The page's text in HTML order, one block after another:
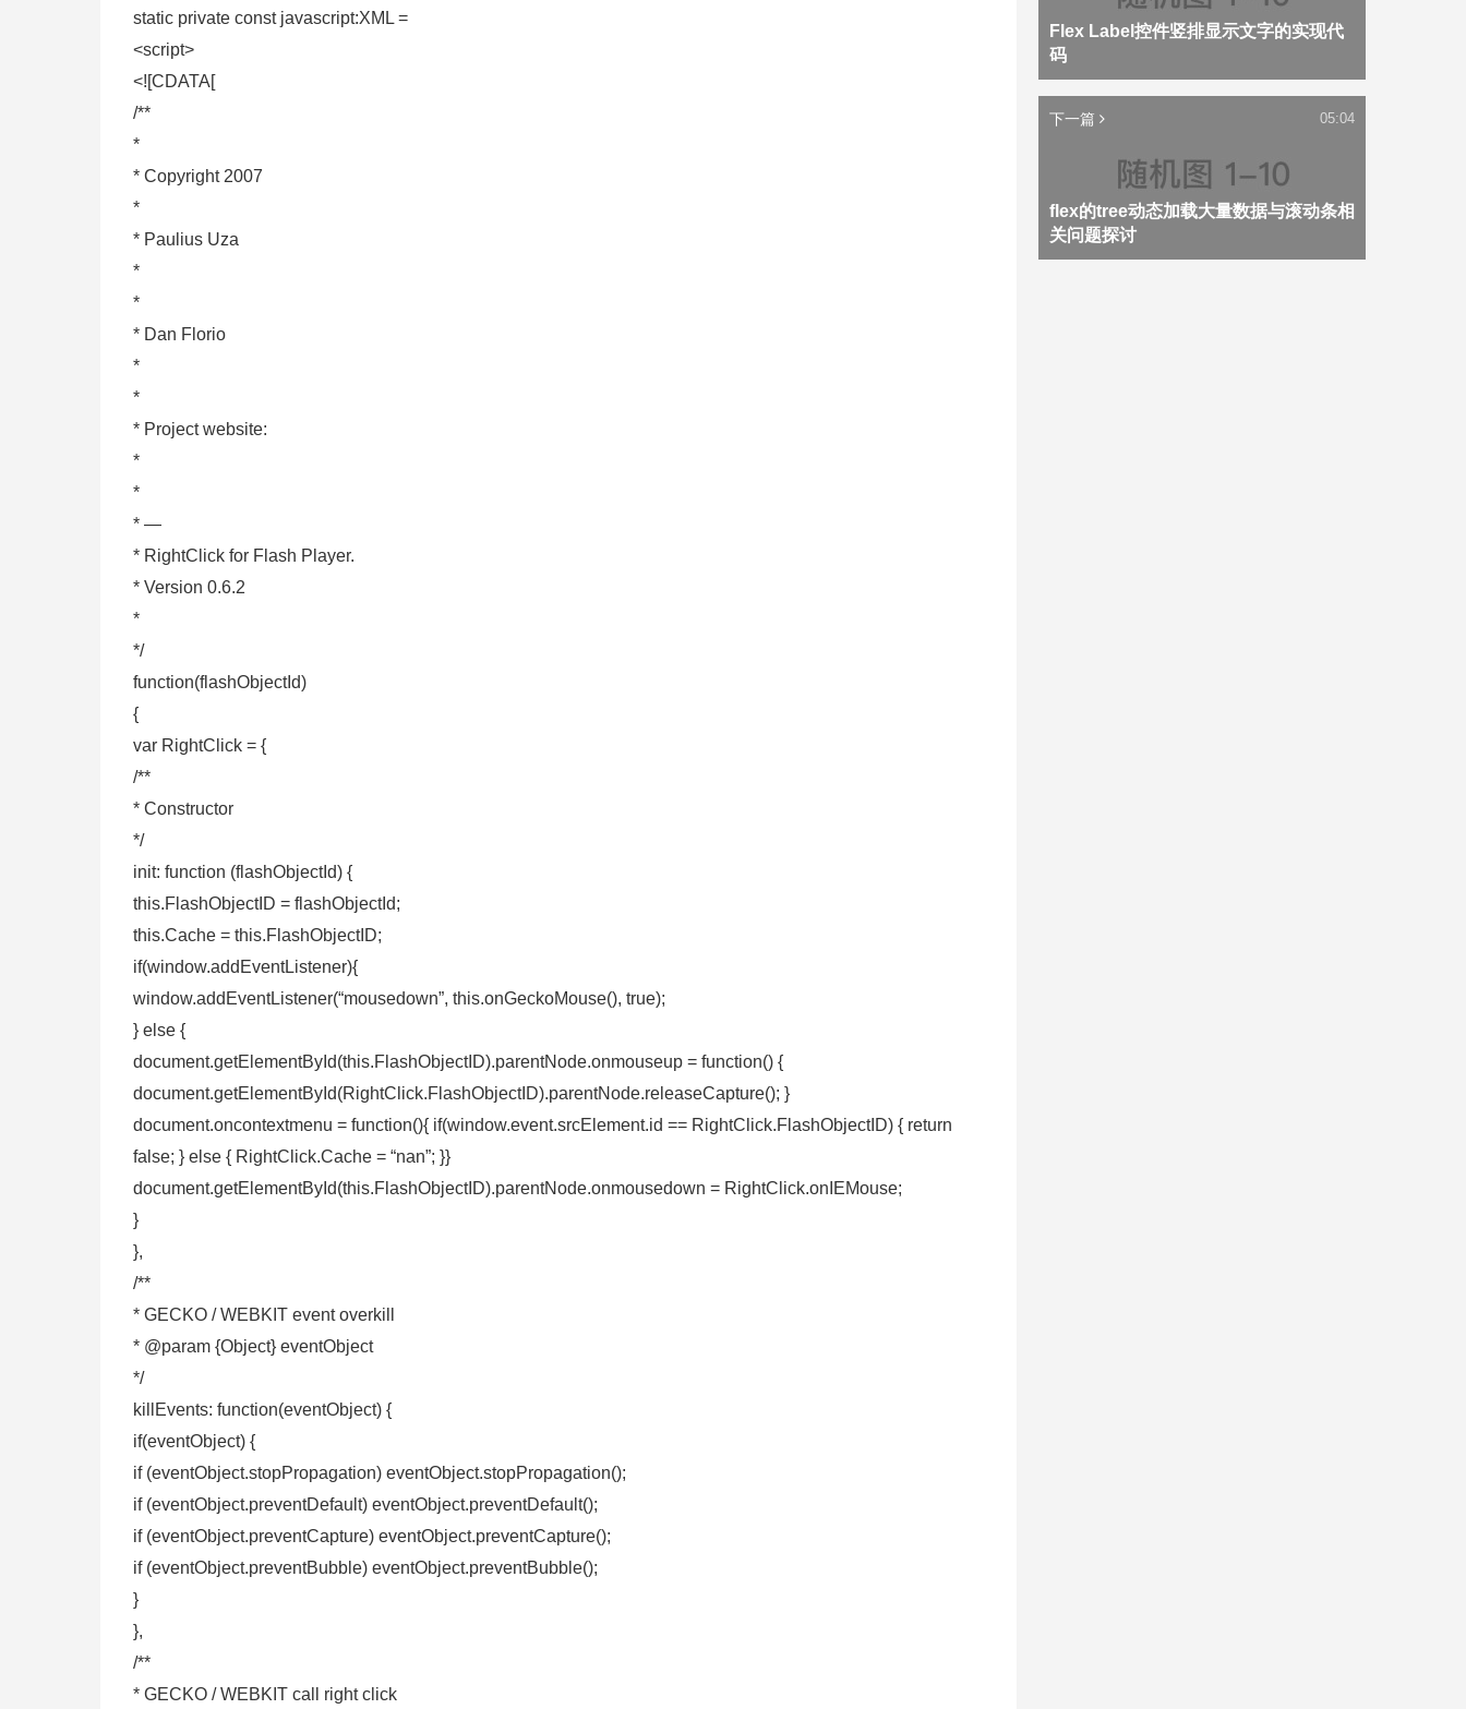
static private const javascript:XML =
<script>
<![CDATA[
/**
*
* Copyright 2007
*
* Paulius Uza
*
*
* Dan Florio
*
*
* Project website:
*
*
* —
* RightClick for Flash Player.
* Version 0.6.2
*
*/
function(flashObjectId)
{
var RightClick = {
/**
* Constructor
*/
init: function (flashObjectId) {
this.FlashObjectID = flashObjectId;
this.Cache = this.FlashObjectID;
if(window.addEventListener){
window.addEventListener(“mousedown”, this.onGeckoMouse(), true);
} else {
document.getElementById(this.FlashObjectID).parentNode.onmouseup = function() {
document.getElementById(RightClick.FlashObjectID).parentNode.releaseCapture(); }
document.oncontextmenu = function(){ if(window.event.srcElement.id == RightClick.FlashObjectID) { return
false; } else { RightClick.Cache = “nan”; }}
document.getElementById(this.FlashObjectID).parentNode.onmousedown = RightClick.onIEMouse;
}
},
/**
* GECKO / WEBKIT event overkill
* @param {Object} eventObject
*/
killEvents: function(eventObject) {
if(eventObject) {
if (eventObject.stopPropagation) eventObject.stopPropagation();
if (eventObject.preventDefault) eventObject.preventDefault();
if (eventObject.preventCapture) eventObject.preventCapture();
if (eventObject.preventBubble) eventObject.preventBubble();
}
},
/**
* GECKO / WEBKIT call right click
Flex Label控件竖排显示文字的实现代
码
下一篇
flex的tree动态加载大量数据与滚动条相
关问题探讨
05:04